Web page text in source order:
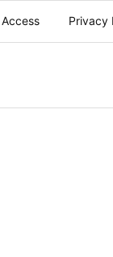
Access Privacy